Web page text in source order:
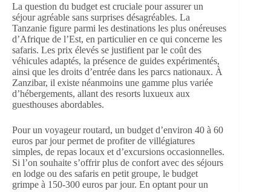
La question du budget est cruciale pour assurer un
séjour agréable sans surprises désagréables. La
Tanzanie figure parmi les destinations les plus onéreuses
d’Afrique de l’Est, en particulier en ce qui concerne les
safaris. Les prix élevés se justifient par le coût des
véhicules adaptés, la présence de guides expérimentés,
ainsi que les droits d’entrée dans les parcs nationaux. À
Zanzibar, il existe néanmoins une gamme plus variée
d’hébergements, allant des resorts luxueux aux
guesthouses abordables.
Pour un voyageur routard, un budget d’environ 40 à 60
euros par jour permet de profiter de villégiatures
simples, de repas locaux et d’excursions occasionnelles.
Si l’on souhaite s’offrir plus de confort avec des séjours
en lodge ou des safaris en petit groupe, le budget
grimpe à 150-300 euros par jour. En optant pour un